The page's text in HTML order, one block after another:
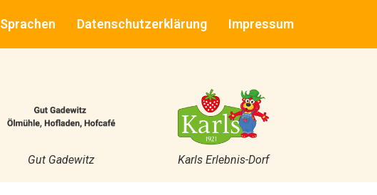
Sprachen Datenschutzerklärung Impressum
Gut Gadewitz Karls Erlebnis-Dorf